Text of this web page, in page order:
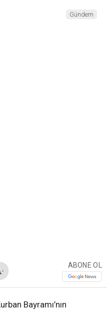
Gündem
-
ABONE OL
Bayramı’nın